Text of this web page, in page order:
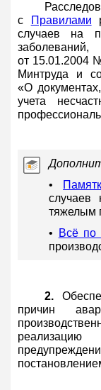
с
Правилами
случаев на
от 15.01.2004
Минтруда и
«О
учета
•
случаев
тяжелым
•
Всё по
2.
причин